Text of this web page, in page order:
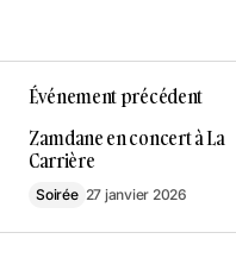
Événement précédent
Zamdane en concert à La
Carrière
Soirée 27 janvier 2026